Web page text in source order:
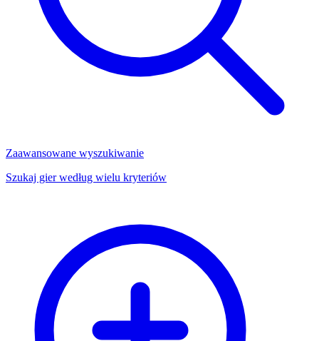
Zaawansowane wyszukiwanie
Szukaj gier według wielu kryteriów